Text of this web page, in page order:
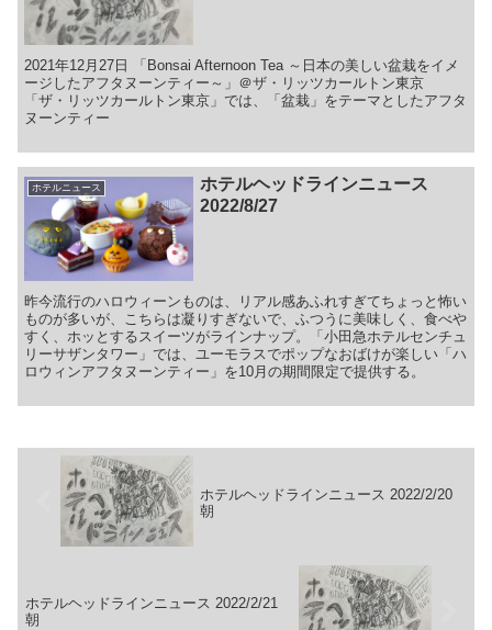
2021年12月27日 「Bonsai Afternoon Tea ～日本の美しい盆栽をイメ
ージしたアフタヌーンティー～」＠ザ・リッツカールトン東京
「ザ・リッツカールトン東京」では、「盆栽」をテーマとしたアフタ
ヌーンティー
ホテルニュース
ホテルヘッドラインニュース
2022/8/27
昨今流行のハロウィーンものは、リアル感あふれすぎてちょっと怖い
ものが多いが、こちらは凝りすぎないで、ふつうに美味しく、食べや
すく、ホッとするスイーツがラインナップ。「小田急ホテルセンチュ
リーサザンタワー」では、ユーモラスでポップなおばけが楽しい「ハ
ロウィンアフタヌーンティー」を10月の期間限定で提供する。
ホテルヘッドラインニュース 2022/2/20
朝
ホテルヘッドラインニュース 2022/2/21
朝